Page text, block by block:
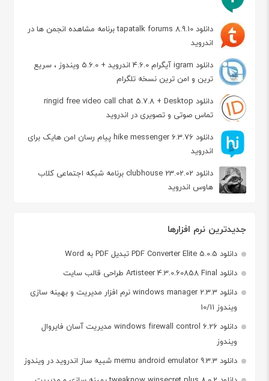
دانلود tapatalk forums 8.9.10 برنامه مشاهده انجمن ها در
اندروید
دانلود igram آیگرام 4.6.0 اندروید + 5.6.0 ویندوز ، سریع
ترین و امن ترین نسخه تلگرام
دانلود ringid free video call chat 5.7.8 + Desktop
تماس صوتی و تصویری در اندروید
دانلود hike messenger 6.3.76 پیام‌ رسان‌ امن هایک برای
اندروید
دانلود clubhouse 23.02.02 برنامه شبکه اجتماعی کلاب
هاوس اندروید
جدیدترین نرم افزارها
دانلود PDF Converter Elite 5.0.5 تبدیل PDF به Word
دانلود Artisteer 4.3.0.60858 Final طراحی قالب سایت
دانلود windows manager 2.3.3 نرم افزار مدیریت و بهینه سازی
ویندوز 10/11
دانلود windows firewall control 6.26 مدیریت آسان فایروال
ویندوز
دانلود memu android emulator 9.3.3 شبیه ساز اندروید در ویندوز